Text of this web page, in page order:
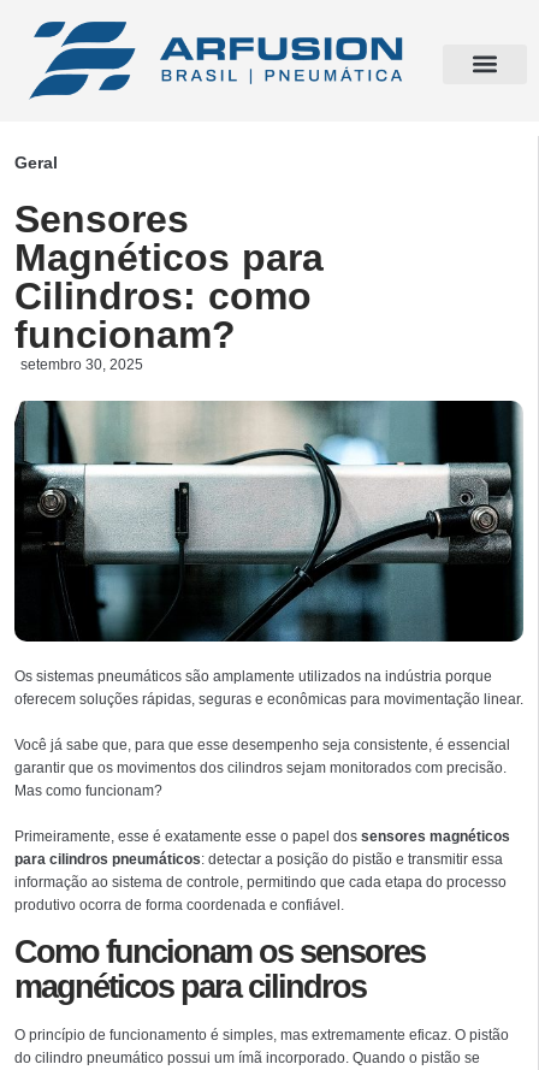
Geral
Sensores
Magnéticos para
Cilindros: como
funcionam?
setembro 30, 2025
Os sistemas pneumáticos são amplamente utilizados na indústria porque
oferecem soluções rápidas, seguras e econômicas para movimentação linear.
Você já sabe que, para que esse desempenho seja consistente, é essencial
garantir que os movimentos dos cilindros sejam monitorados com precisão.
Mas como funcionam?
Primeiramente, esse é exatamente esse o papel dos sensores magnéticos
para cilindros pneumáticos: detectar a posição do pistão e transmitir essa
informação ao sistema de controle, permitindo que cada etapa do processo
produtivo ocorra de forma coordenada e confiável.
Como funcionam os sensores
magnéticos para cilindros
O princípio de funcionamento é simples, mas extremamente eficaz. O pistão
do cilindro pneumático possui um ímã incorporado. Quando o pistão se